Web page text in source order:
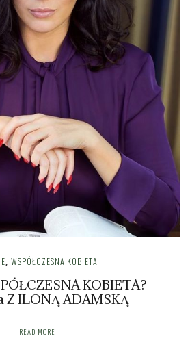
, WSPÓŁCZESNA KOBIETA
KOBIETA?
Z ILONĄ ADAMSKĄ
READ MORE